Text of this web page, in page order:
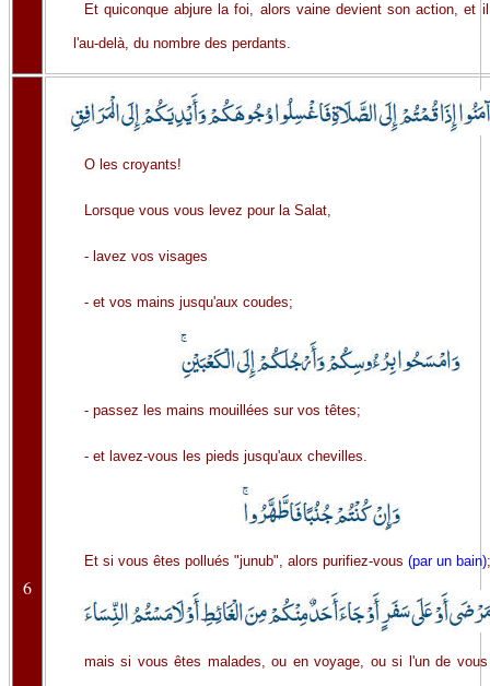
Et quiconque abjure la foi, alors vaine devient son action, et
l'au-delà, du nombre des perdants.
6
O les croyants!
Lorsque vous vous levez pour la Salat,
- lavez vos visages
- et vos mains jusqu'aux coudes;
- passez les mains mouillées sur vos têtes;
- et lavez-vous les pieds jusqu'aux chevilles.
Et si vous êtes pollués "junub", alors purifiez-vous (par un bain);
mais si vous êtes malades, ou en voyage, ou si l'un de